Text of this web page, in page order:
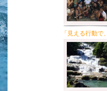
「見える行動で